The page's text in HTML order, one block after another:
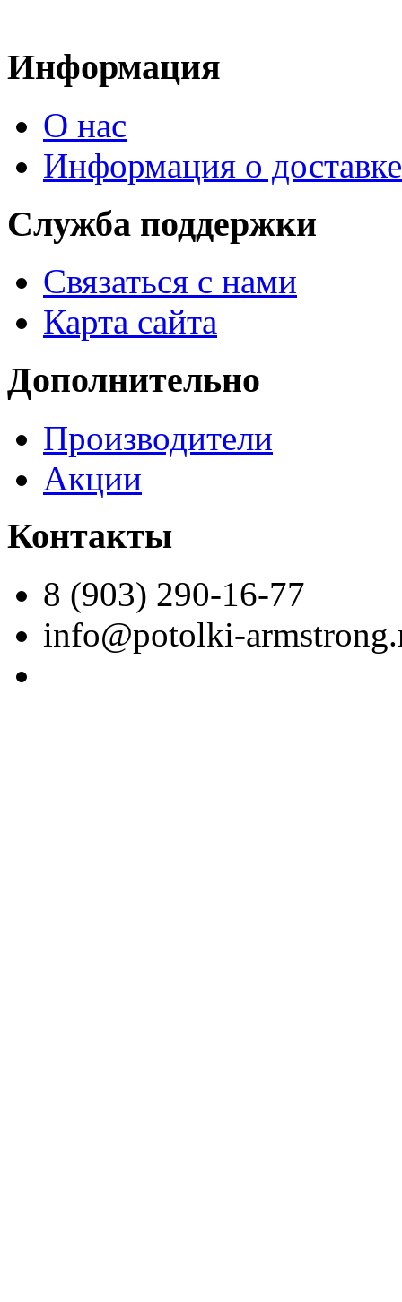
Информация
О нас
Информация о доставке
Служба поддержки
Связаться с нами
Карта сайта
Дополнительно
Производители
Акции
Контакты
8 (903) 290-16-77
info@potolki-